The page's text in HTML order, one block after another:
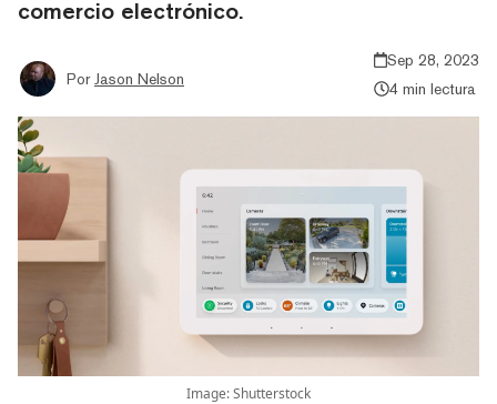
comercio electrónico.
Por Jason Nelson
Sep 28, 2023
4 min lectura
Image: Shutterstock